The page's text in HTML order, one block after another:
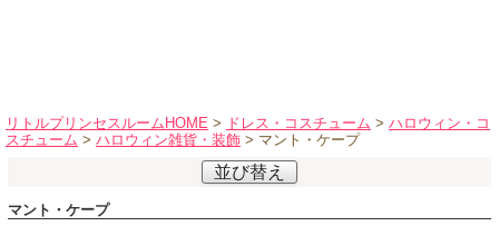
リトルプリンセスルームHOME > ドレス・コスチューム > ハロウィン・コ
スチューム > ハロウィン雑貨・装飾 > マント・ケープ
並び替え
マント・ケープ
アウトレット